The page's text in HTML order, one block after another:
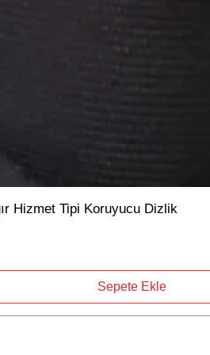
Hizmet Tipi Koruyucu Dizlik
Sepete Ekle